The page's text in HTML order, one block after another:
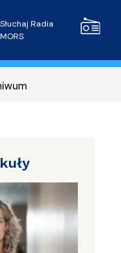
Radio
Słuchaj Radia
MORS